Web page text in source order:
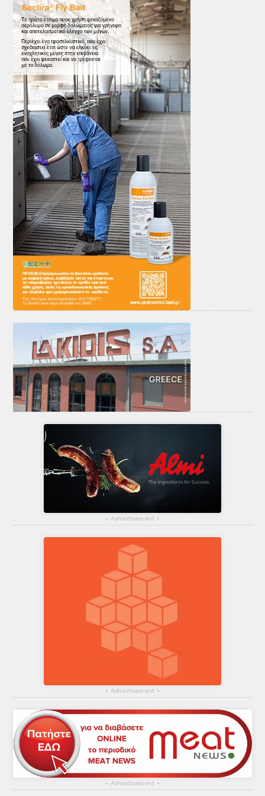
ΤΟ ΠΕΡΙΟΔΙΚΟ
Profile
ΑΡΧΕΙΟ ΤΕΥΧΩΝ
ΣΥΝΕΔΡΙΟ ΚΡΕΑΤΟΣ
▴ Advertisement ▴
▴ Advertisement ▴
▴ Advertisement ▴